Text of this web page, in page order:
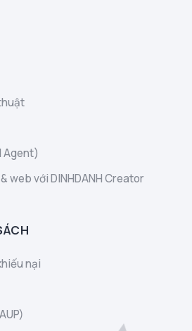
Agent)
web với DINHDANH Creator
nại